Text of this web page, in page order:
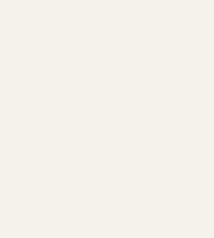
realizzare
sia in giardino
non solo abbellisce
un profumo
più accogliente.
per la crescita di